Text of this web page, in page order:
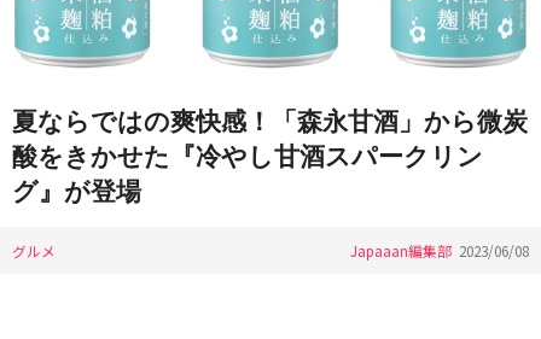
夏ならではの爽快感！「森永甘酒」から微炭
酸をきかせた『冷やし甘酒スパークリン
グ』が登場
グルメ Japaaan編集部 2023/06/08